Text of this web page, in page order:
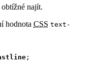
najít.
hodnota CSS text-
;